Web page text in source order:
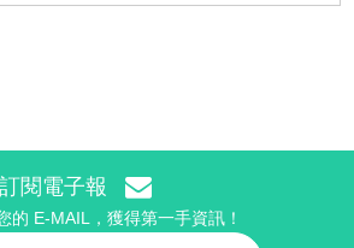
訂閱電子報
的 E-MAIL，獲得第一手資訊！